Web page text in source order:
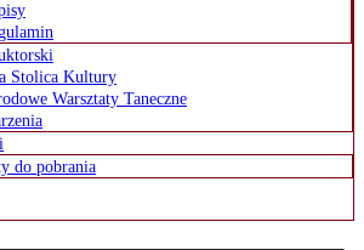
Stolica Kultury
Warsztaty Taneczne
do pobrania